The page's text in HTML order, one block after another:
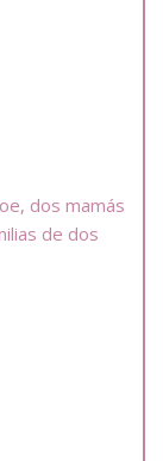
dos mamás
de dos